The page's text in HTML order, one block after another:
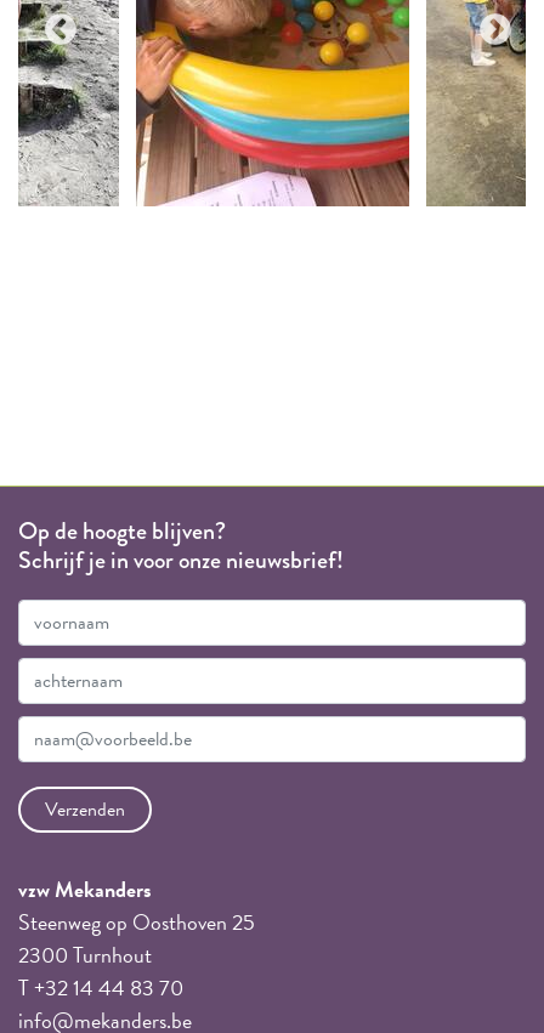
Op de hoogte blijven?
Schrijf je in voor onze nieuwsbrief!
vzw Mekanders
Steenweg op Oosthoven 25
2300 Turnhout
T +32 14 44 83 70
info@mekanders.be